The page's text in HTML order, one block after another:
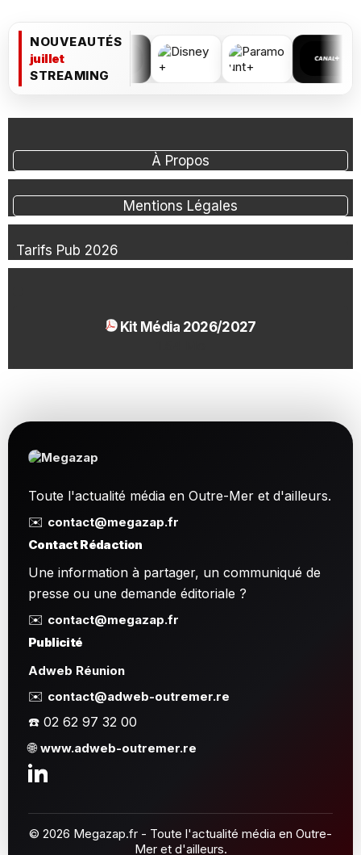
NOUVEAUTÉS
juillet
STREAMING
À Propos
Mentions Légales
Tarifs Pub 2026
Kit Média 2026/2027
Toute l'actualité média en Outre-Mer et d'ailleurs.
✉️ contact@megazap.fr
Contact Rédaction
Une information à partager, un communiqué de
presse ou une demande éditoriale ?
✉️ contact@megazap.fr
Publicité
Adweb Réunion
✉️ contact@adweb-outremer.re
☎️ 02 62 97 32 00
🌐www.adweb-outremer.re
© 2026 Megazap.fr - Toute l'actualité média en Outre-
Mer et d'ailleurs.